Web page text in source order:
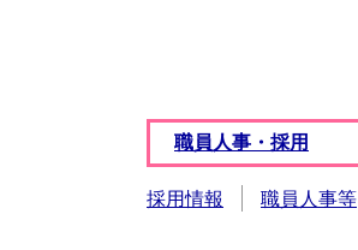
職員人事・採用
採用情報 職員人事等